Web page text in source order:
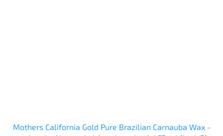
Mothers California Gold Pure Brazilian Carnauba Wax -